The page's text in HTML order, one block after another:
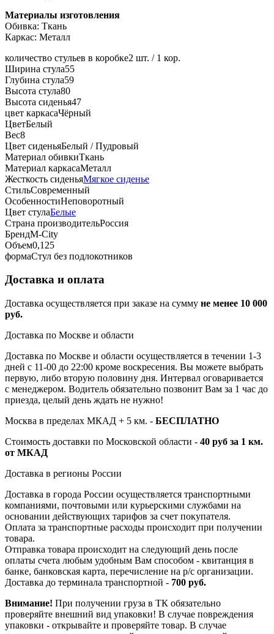
Материалы изготовления
Обивка: Ткань
Каркас: Металл
количество стульев в коробке2 шт. / 1 кор.
Ширина стула55
Глубина стула59
Высота стула80
Высота сиденья47
цвет каркасаЧёрный
ЦветБелый
Вес8
Цвет сиденьяБелый / Пудровый
Материал обивкиТкань
Материал каркасаМеталл
Жесткость сиденьяМягкое сиденье
СтильСовременный
ОсобенностиНеповоротный
Цвет стулаБелые
Страна производительРоссия
БрендМ-City
Объем0,125
формаСтул без подлокотников
Доставка и оплата
Доставка осуществляется при заказе на сумму не менее 10 000
руб.
Доставка по Москве и области
Доставка по Москве и области осуществляется в течении 1-3
дней с 11-00 до 22:00 кроме воскресения. Вы можете выбрать
первую, либо вторую половину дня. Интервал оговаривается
с менеджером. Водитель обязательно позвонит Вам за 1 час до
приезда, целый день ждать не нужно!
Москва в пределах МКАД + 5 км. - БЕСПЛАТНО
Стоимость доставки по Московской области - 40 руб за 1 км.
от МКАД
Доставка в регионы России
Доставка в города России осуществляется транспортными
компаниями, почтовыми или курьерскими службами на
основании действующих тарифов за счет покупателя.
Оплата за транспортные расходы происходит при получении
товара.
Отправка товара происходит на следующий день после
оплаты счета любым удобным Вам способом - квитанция в
банке, банковская карта, перечисление на р/с организации.
Доставка до терминала транспортной - 700 руб.
Внимание! При получении груза в ТК обязательно
проверяйте внешний вид упаковки! В случае повреждения
упаковки - открывайте и проверяйте товар. В случае